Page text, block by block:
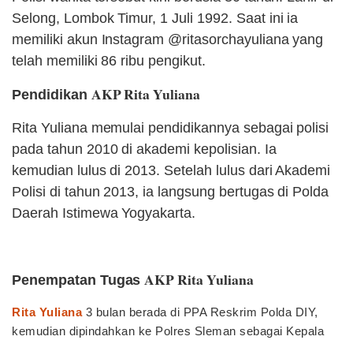
Selong, Lombok Timur, 1 Juli 1992. Saat ini ia
memiliki akun Instagram @ritasorchayuliana yang
telah memiliki 86 ribu pengikut.
Pendidikan AKP Rita Yuliana
Rita Yuliana memulai pendidikannya sebagai polisi
pada tahun 2010 di akademi kepolisian. Ia
kemudian lulus di 2013. Setelah lulus dari Akademi
Polisi di tahun 2013, ia langsung bertugas di Polda
Daerah Istimewa Yogyakarta.
Penempatan Tugas AKP Rita Yuliana
Rita Yuliana3 bulan berada di PPA Reskrim Polda DIY,
kemudian dipindahkan ke Polres Sleman sebagai Kepala